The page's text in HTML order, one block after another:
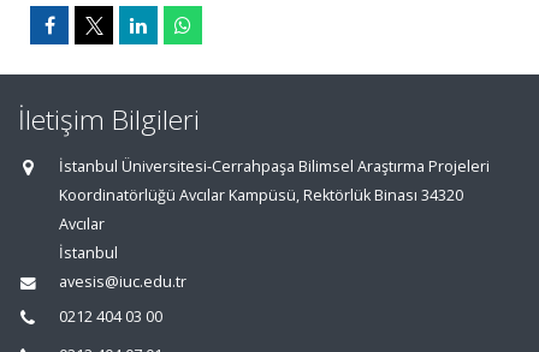
İletişim Bilgileri
İstanbul Üniversitesi-Cerrahpaşa Bilimsel Araştırma Projeleri
Koordinatörlüğü Avcılar Kampüsü, Rektörlük Binası 34320
Avcılar
İstanbul
avesis@iuc.edu.tr
0212 404 03 00